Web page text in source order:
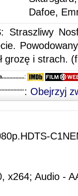
Dafoe,
: Straszliwy
grozę i strach.
:
: Obejrzyj
x264; Audio -